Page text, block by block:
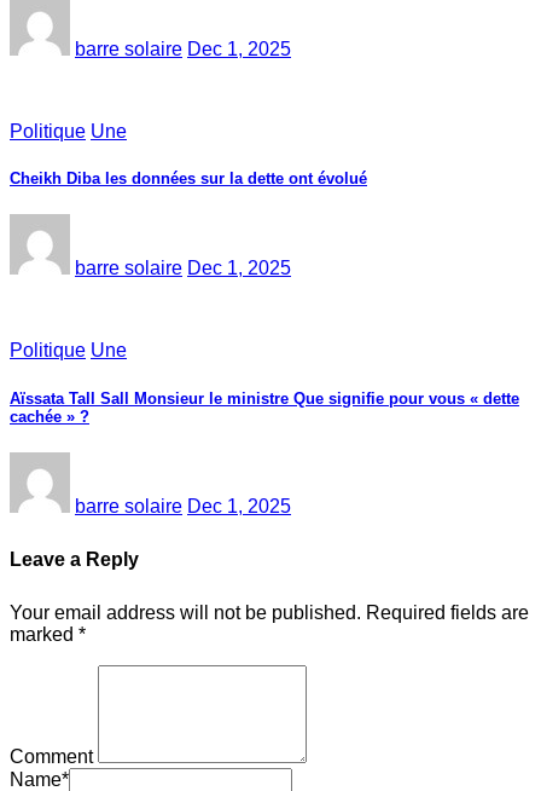
barre solaire Dec 1, 2025
Politique Une
Cheikh Diba les données sur la dette ont évolué
barre solaire Dec 1, 2025
Politique Une
Aïssata Tall Sall Monsieur le ministre Que signifie pour vous « dette
cachée » ?
barre solaire Dec 1, 2025
Leave a Reply
Your email address will not be published. Required fields are
marked *
Comment
Name*